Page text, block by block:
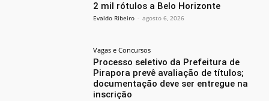
2 mil rótulos a Belo Horizonte
Evaldo Ribeiro - agosto 6, 2026
Vagas e Concursos
Processo seletivo da Prefeitura de
Pirapora prevê avaliação de títulos;
documentação deve ser entregue na
inscrição